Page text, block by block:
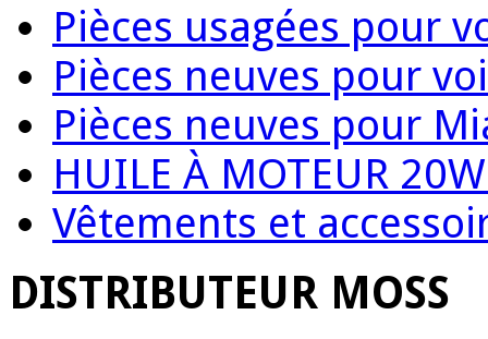
Pièces usagées pour
Pièces neuves pour
Pièces neuves pour
HUILE À MOTEUR
Vêtements et
DISTRIBUTEUR MOSS